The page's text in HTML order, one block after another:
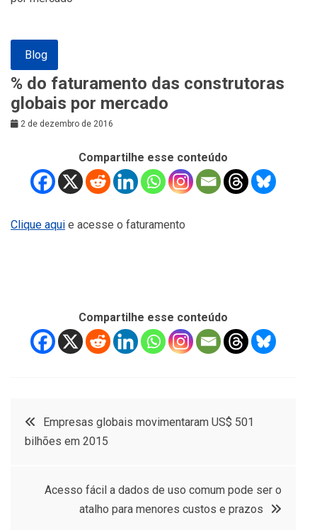
Blog
% do faturamento das construtoras
globais por mercado
2 de dezembro de 2016
Compartilhe esse conteúdo
Clique aqui e acesse o faturamento
Compartilhe esse conteúdo
Navegação
Post
Empresas globais movimentaram US$ 501
bilhões em 2015
Acesso fácil a dados de uso comum pode ser o
atalho para menores custos e prazos